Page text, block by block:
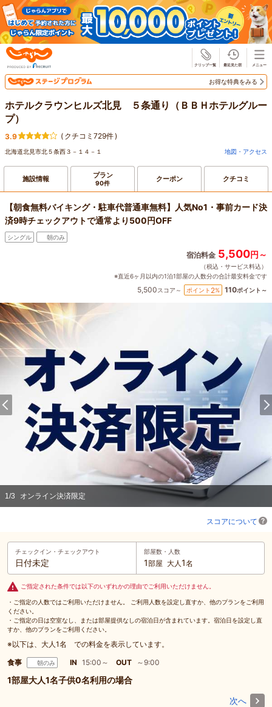
お得な特典をみる
ホテルクラウンヒルズ北見 ５条通り（ＢＢＨホテルグルー
プ）
3.9 ( クチコミ729件)
北海道北見市北５条西３－１４－１ 地図・アクセス
施設情報 プラン
90件 クーポン クチコミ
【朝食無料バイキング・駐車代普通車無料】人気No1・事前カード決
済9時チェックアウトで通常より500円OFF
シングル 朝のみ
宿泊料金 5,500円～
（税込・サービス料込）
※直近6ヶ月以内の1泊1部屋の人数分の合計最安料金です
5,500スコア～ ポイント 2% 110ポイント～
1/3 オンライン決済限定
スコアについて
チェックイン・ チェックアウト
日付未定
部屋数・人数
1部屋 大人1名
ご指定された条件では以下のいずれかの理由でご利用いただけません。
・ご指定の人数ではご利用いただけません。 ご利用人数を設定し直すか、他のプランをご利用
ください。
・ご指定の日は空室なし、または部屋提供なしの宿泊日が含まれています。宿泊日を設定し直
すか、他のプランをご利用ください。
※以下は、大人1名 での料金を表示しています。
食事
朝のみ IN 15:00～ OUT ～9:00
1部屋大人1名子供0名利用の場合
次へ